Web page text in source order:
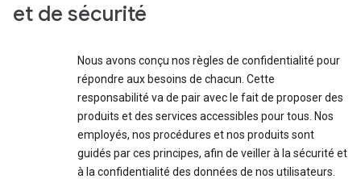
et de sécurité
Nous avons conçu nos règles de confidentialité pour
répondre aux besoins de chacun. Cette
responsabilité va de pair avec le fait de proposer des
produits et des services accessibles pour tous. Nos
employés, nos procédures et nos produits sont
guidés par ces principes, afin de veiller à la sécurité et
à la confidentialité des données de nos utilisateurs.